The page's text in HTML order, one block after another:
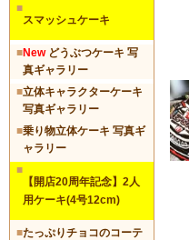
■
スマッシュケーキ
■Newどうぶつケーキ 写
真ギャラリー
■立体キャラクターケーキ
写真ギャラリー
■乗り物立体ケーキ 写真ギ
ャラリー
■
【開店20周年記念】2人
用ケーキ(4号12cm)
■たっぷりチョコのコーテ